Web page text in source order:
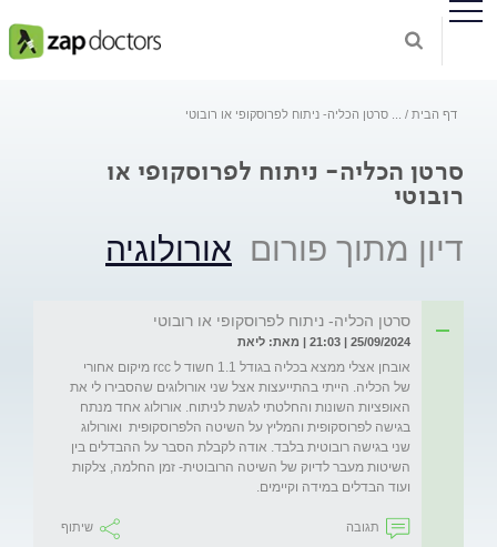
דף הבית סרטן הכליה- ניתוח לפרוסקופי או רובוטי
סרטן הכליה- ניתוח לפרוסקופי או
רובוטי
דיון מתוך פורום אורולוגיה
סרטן הכליה- ניתוח לפרוסקופי או רובוטי
25/09/2024 | 21:03 | מאת: ליאת
אובחן אצלי ממצא בכליה בגודל 1.1 חשוד ל rcc מיקום אחורי
של הכליה. הייתי בהתייעצות אצל שני אורולוגים שהסבירו לי את
האופציות השונות והחלטתי לגשת לניתוח. אורולוג אחד מנתח
בגישה לפרוסקופית והמליץ על השיטה הלפרוסקופית  ואורולוג
שני בגישה רובוטית בלבד. אודה לקבלת הסבר על ההבדלים בין
השיטות מעבר לדיוק של השיטה הרובוטית- זמן החלמה, צלקות
ועוד הבדלים במידה וקיימים.
תגובה שיתוף